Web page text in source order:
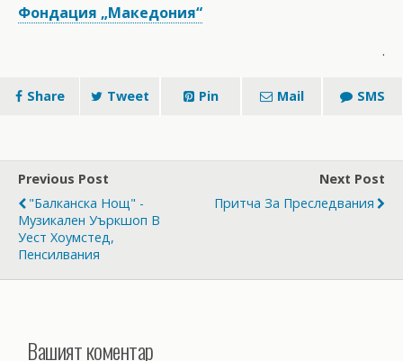
Фондация „Македония“
.
Share Tweet Pin Mail SMS
Previous Post
"Балканска Нощ" -
Музикален Уъркшоп В
Уест Хоумстед,
Пенсилвания
Next Post
Притча За Преследвания
Вашият коментар